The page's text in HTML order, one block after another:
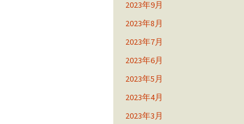
2023年9月
2023年8月
2023年7月
2023年6月
2023年5月
2023年4月
2023年3月